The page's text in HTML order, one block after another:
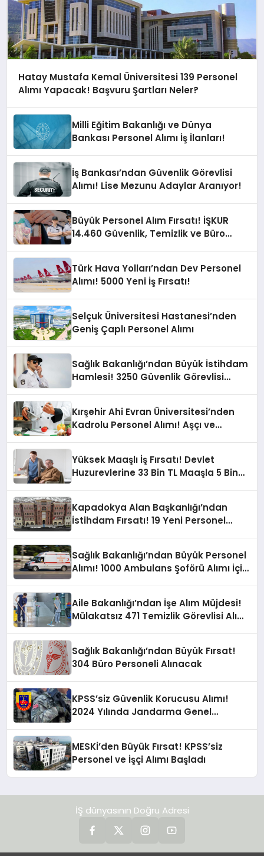
Hatay Mustafa Kemal Üniversitesi 139 Personel
Alımı Yapacak! Başvuru Şartları Neler?
Milli Eğitim Bakanlığı ve Dünya
Bankası Personel Alımı İş İlanları!
İş Bankası’ndan Güvenlik Görevlisi
Alımı! Lise Mezunu Adaylar Aranıyor!
Büyük Personel Alım Fırsatı! İŞKUR
14.460 Güvenlik, Temizlik ve Büro
Türk Hava Yolları’ndan Dev Personel
Alımı! 5000 Yeni İş Fırsatı!
Selçuk Üniversitesi Hastanesi’nden
Geniş Çaplı Personel Alımı
Sağlık Bakanlığı’ndan Büyük İstihdam
Hamlesi! 3250 Güvenlik Görevlisi
Kırşehir Ahi Evran Üniversitesi’nden
Kadrolu Personel Alımı! Aşçı ve
Yüksek Maaşlı İş Fırsatı! Devlet
Huzurevlerine 33 Bin TL Maaşla 5 Bin
Kapadokya Alan Başkanlığı’ndan
İstihdam Fırsatı! 19 Yeni Personel
Sağlık Bakanlığı’ndan Büyük Personel
Alımı! 1000 Ambulans Şoförü Alımı İçin
Aile Bakanlığı’ndan İşe Alım Müjdesi!
Mülakatsız 471 Temizlik Görevlisi Alımı
Sağlık Bakanlığı’ndan Büyük Fırsat!
304 Büro Personeli Alınacak
KPSS’siz Güvenlik Korucusu Alımı!
2024 Yılında Jandarma Genel
MESKİ’den Büyük Fırsat! KPSS’siz
Personel ve İşçi Alımı Başladı
İŞ dünyasının Doğru Adresi